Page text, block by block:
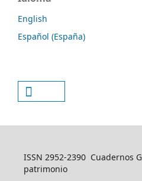
English
Español (España)
ISSN 2952-2390 Cuadernos
patrimonio